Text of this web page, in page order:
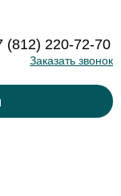
(812) 220-72-70
Заказать звонок